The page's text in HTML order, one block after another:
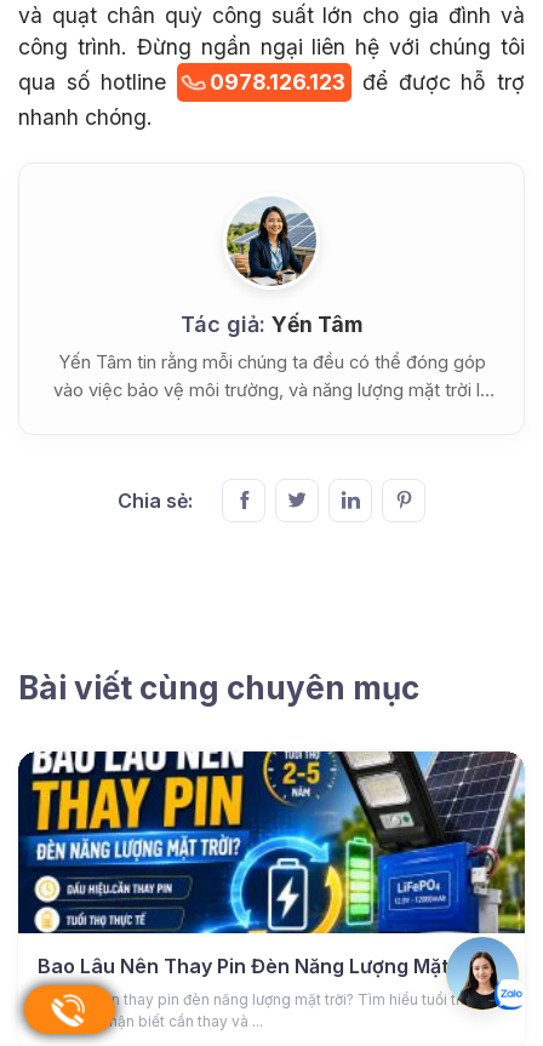
và quạt chân quỳ công suất lớn cho gia đình và
công trình. Đừng ngần ngại liên hệ với chúng tôi
qua số hotline
0978.126.123
để được hỗ trợ
nhanh chóng.
Tác giả: Yến Tâm
Yến Tâm tin rằng mỗi chúng ta đều có thể đóng góp
vào việc bảo vệ môi trường, và năng lượng mặt trời là
Chia sẻ:
Bài viết cùng chuyên mục
Bao Lâu Nên Thay Pin Đèn Năng Lượng Mặt Trời?
Bao lâu nên thay pin đèn năng lượng mặt trời? Tìm hiểu tuổi thọ pin,
dấu hiệu nhận biết cần thay và ...